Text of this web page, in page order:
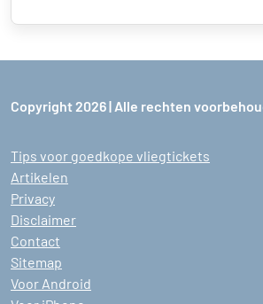
Copyright 2026 | Alle rechten
Tips voor goedkope vliegtickets
Artikelen
Privacy
Disclaimer
Contact
Sitemap
Voor Android